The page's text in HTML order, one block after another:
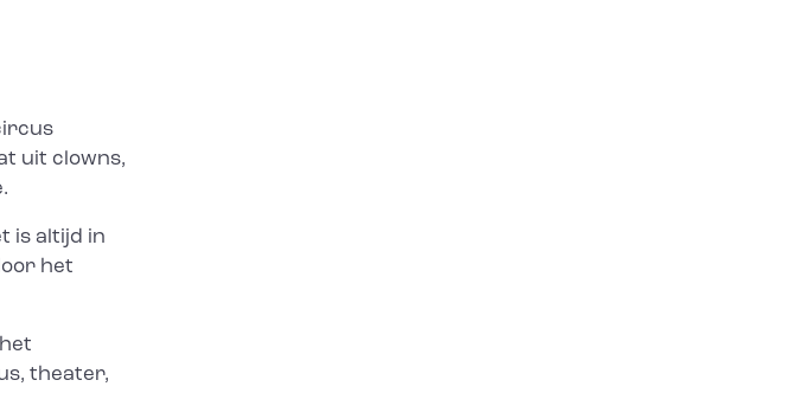
uit clowns,
is altijd in
het
theater,